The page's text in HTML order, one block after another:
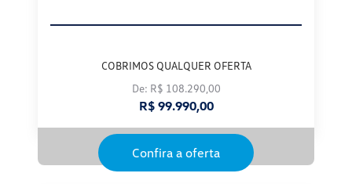
COBRIMOS QUALQUER OFERTA
De: R$ 108.290,00
R$ 99.990,00
Confira a oferta